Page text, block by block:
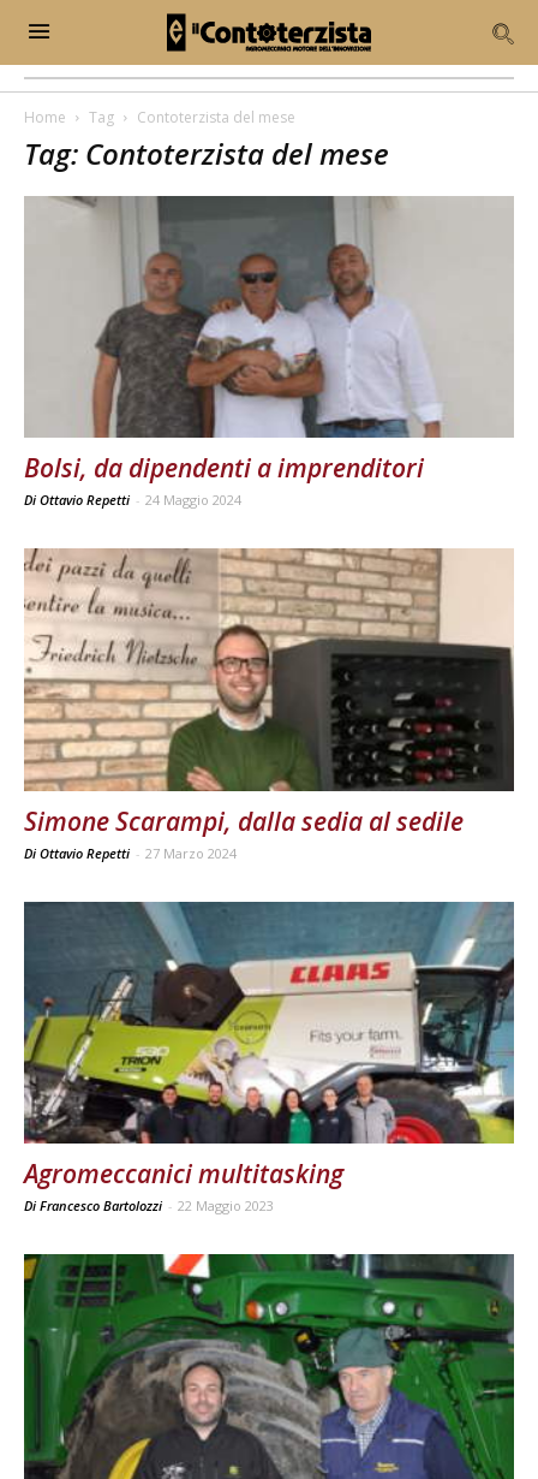
Home Tag Contoterzista del mese
Tag: Contoterzista del mese
Bolsi, da dipendenti a imprenditori
Di Ottavio Repetti - 24 Maggio 2024
Simone Scarampi, dalla sedia al sedile
Di Ottavio Repetti - 27 Marzo 2024
Agromeccanici multitasking
Di Francesco Bartolozzi - 22 Maggio 2023